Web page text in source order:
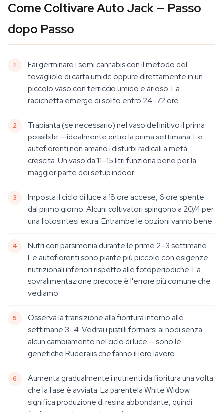
Come Coltivare Auto Jack — Passo
dopo Passo
Fai germinare i semi cannabis con il metodo del
tovagliolo di carta umido oppure direttamente in un
piccolo vaso con terriccio umido e arioso. La
radichetta emerge di solito entro 24–72 ore.
Trapianta (se necessario) nel vaso definitivo il prima
possibile — idealmente entro la prima settimana. Le
autofiorenti non amano i disturbi radicali a metà
crescita. Un vaso da 11–15 litri funziona bene per la
maggior parte dei setup indoor.
Imposta il ciclo di luce a 18 ore accese, 6 ore spente
dal primo giorno. Alcuni coltivatori spingono a 20/4 per
una fotosintesi extra. Entrambe le opzioni vanno bene.
Nutri con parsimonia durante le prime 2–3 settimane.
Le autofiorenti sono piante più piccole con esigenze
nutrizionali inferiori rispetto alle fotoperiodiche. La
sovralimentazione precoce è l'errore più comune che
vediamo.
Osserva la transizione alla fioritura intorno alle
settimane 3–4. Vedrai i pistilli formarsi ai nodi senza
alcun cambiamento nel ciclo di luce — sono le
genetiche Ruderalis che fanno il loro lavoro.
Aumenta gradualmente i nutrienti da fioritura una volta
che la fase è avviata. La parentela White Widow
significa produzione di resina abbondante, quindi